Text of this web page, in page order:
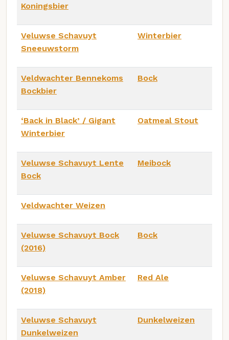
Koningsbier
Veluwse Schavuyt
Sneeuwstorm
Winterbier
Veldwachter Bennekoms
Bockbier
Bock
‘Back in Black’ / Gigant
Winterbier
Oatmeal Stout
Veluwse Schavuyt Lente
Bock
Meibock
Veldwachter Weizen
Veluwse Schavuyt Bock
(2016)
Bock
Veluwse Schavuyt Amber
(2018)
Red Ale
Veluwse Schavuyt
Dunkelweizen
Dunkelweizen